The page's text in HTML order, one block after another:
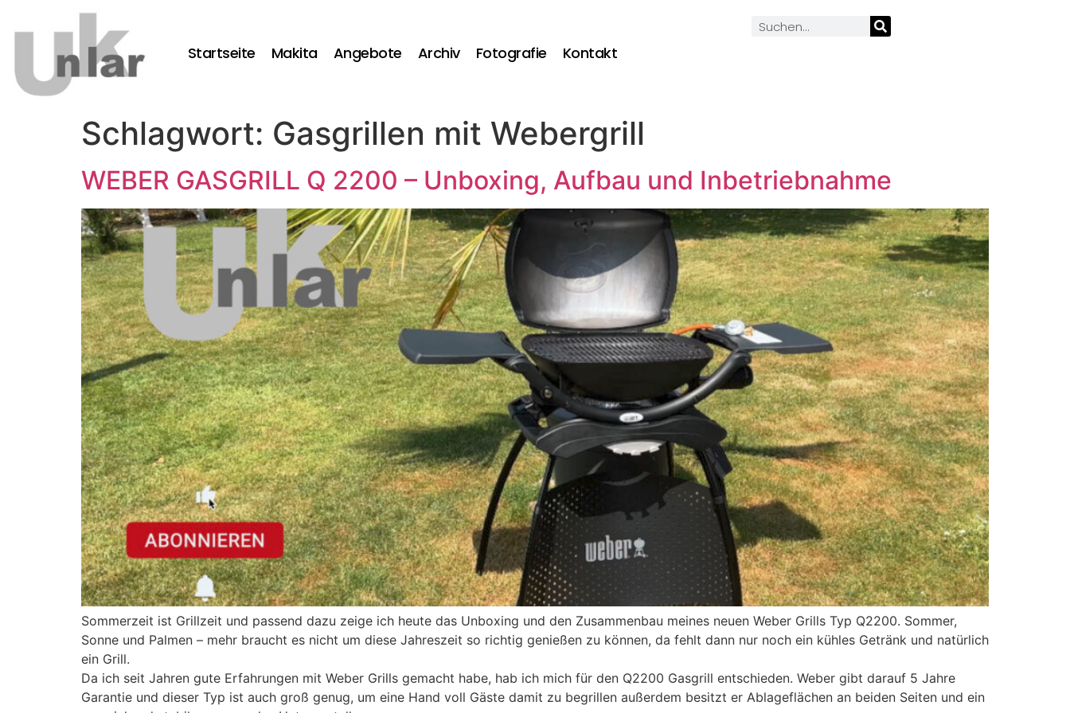
Startseite Makita Angebote Archiv Fotografie Kontakt
Schlagwort: Gasgrillen mit Webergrill
WEBER GASGRILL Q 2200 – Unboxing, Aufbau und Inbetriebnahme
Sommerzeit ist Grillzeit und passend dazu zeige ich heute das Unboxing und den Zusammenbau meines neuen Weber Grills Typ Q2200. Sommer,
Sonne und Palmen – mehr braucht es nicht um diese Jahreszeit so richtig genießen zu können, da fehlt dann nur noch ein kühles Getränk und natürlich
ein Grill.
Da ich seit Jahren gute Erfahrungen mit Weber Grills gemacht habe, hab ich mich für den Q2200 Gasgrill entschieden. Weber gibt darauf 5 Jahre
Garantie und dieser Typ ist auch groß genug, um eine Hand voll Gäste damit zu begrillen außerdem besitzt er Ablageflächen an beiden Seiten und ein